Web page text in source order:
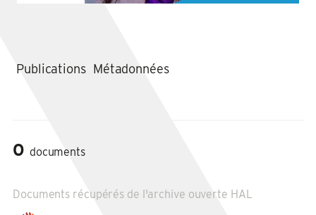
Publications Métadonnées
0 documents
Documents récupérés de l'archive ouverte HAL